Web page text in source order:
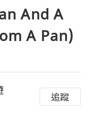
And A
A Pan)
追蹤